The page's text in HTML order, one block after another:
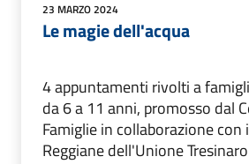
23 MARZO 2024
Le magie dell'acqua
4 appuntamenti rivolti a
da 6 a 11 anni, promosso dal
Famiglie in collaborazione con
Reggiane dell'Unione